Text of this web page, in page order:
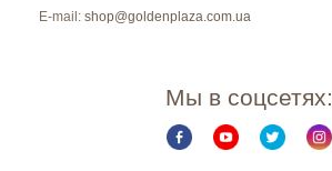
E-mail: shop@goldenplaza.com.ua
Мы в соцсетях: